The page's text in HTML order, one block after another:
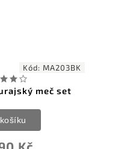
Kód: MA203BK
meč set